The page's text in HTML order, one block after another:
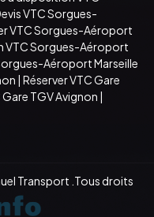
VTC Sorgues-
VTC Sorgues-Aéroport
VTC Sorgues-Aéroport
Aéroport Marseille
| Réserver VTC Gare
TGV Avignon |
Transport .Tous droits